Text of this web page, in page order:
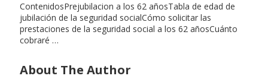
ContenidosPrejubilacion a los 62 añosTabla de edad de
jubilación de la seguridad socialCómo solicitar las
prestaciones de la seguridad social a los 62 añosCuánto
cobraré …
About The Author